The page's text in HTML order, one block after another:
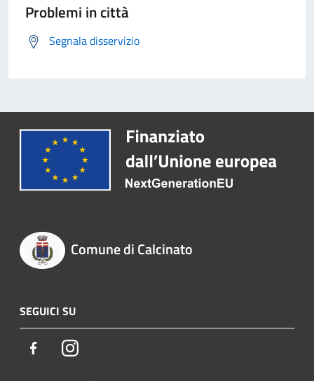
Problemi in città
Segnala disservizio
Comune di Calcinato
SEGUICI SU
FacebookInstagram